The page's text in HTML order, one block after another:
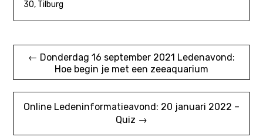
30, Tilburg
Bericht
navigatie
← Donderdag 16 september 2021 Ledenavond:
Hoe begin je met een zeeaquarium
Online Ledeninformatieavond: 20 januari 2022 –
Quiz →